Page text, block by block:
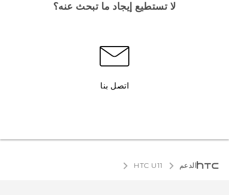
لا تستطيع إيجاد ما تبحث عنه؟
اتصل بنا
الدعم HTC U11‎